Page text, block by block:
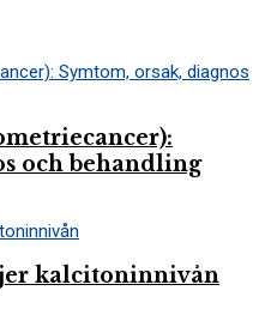
och behandling
kalcitoninnivån